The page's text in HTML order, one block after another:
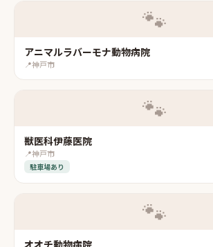
🐾
アニマルラバーモナ動物病院
📍神戸市
🐾
獣医科伊藤医院
📍神戸市
駐車場あり
🐾
オオチ動物病院